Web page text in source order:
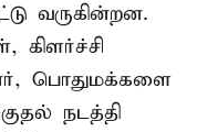
வருகின்றன.
பொதுமக்களை
நடத்தி